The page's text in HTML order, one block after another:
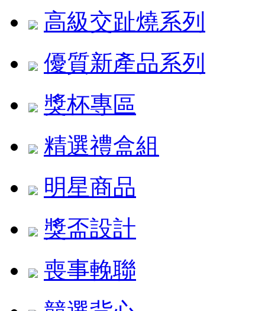
高級交趾燒系列
優質新產品系列
獎杯專區
精選禮盒組
明星商品
獎盃設計
喪事輓聯